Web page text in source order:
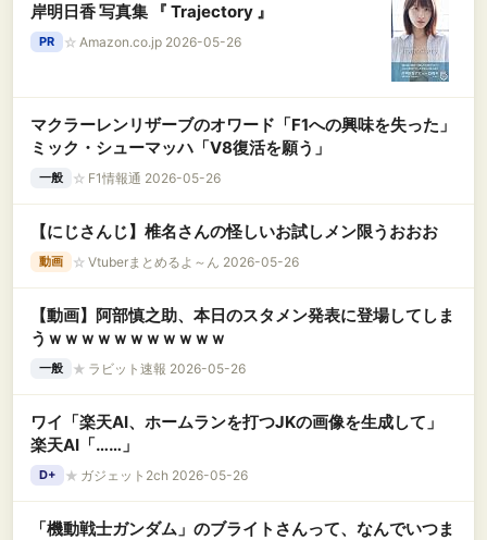
岸明日香 写真集 『 Trajectory 』
PR ☆ Amazon.co.jp 2026-05-26
マクラーレンリザーブのオワード「F1への興味を失った」
ミック・シューマッハ「V8復活を願う」
一般 ☆ F1情報通 2026-05-26
【にじさんじ】椎名さんの怪しいお試しメン限うおおお
動画 ☆ Vtuberまとめるよ～ん 2026-05-26
【動画】阿部慎之助、本日のスタメン発表に登場してしま
うｗｗｗｗｗｗｗｗｗｗｗ
一般 ★ ラビット速報 2026-05-26
ワイ「楽天AI、ホームランを打つJKの画像を生成して」
楽天AI「……」
D+ ★ ガジェット2ch 2026-05-26
「機動戦士ガンダム」のブライトさんって、なんでいつま